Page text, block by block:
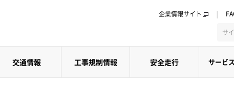
企業情報サイト
交通情報 工事規制情報 安全走行 サービ